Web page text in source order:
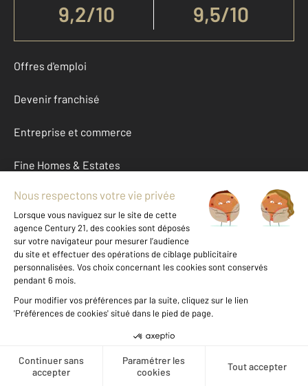
Créer une alerte
9,2/10 9,5/10
Offres d'emploi
Devenir franchisé
Entreprise et commerce
Fine Homes & Estates
À propos
International
Nous contacter
Données personnelles
Gestionnaire des cookies